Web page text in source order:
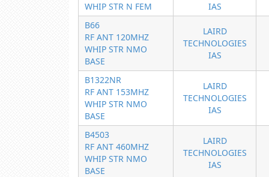
WHIP STR N FEM
IAS
B66
RF ANT 120MHZ
WHIP STR NMO
BASE
LAIRD
TECHNOLOGIES
IAS
B1322NR
RF ANT 153MHZ
WHIP STR NMO
BASE
LAIRD
TECHNOLOGIES
IAS
B4503
RF ANT 460MHZ
WHIP STR NMO
BASE
LAIRD
TECHNOLOGIES
IAS